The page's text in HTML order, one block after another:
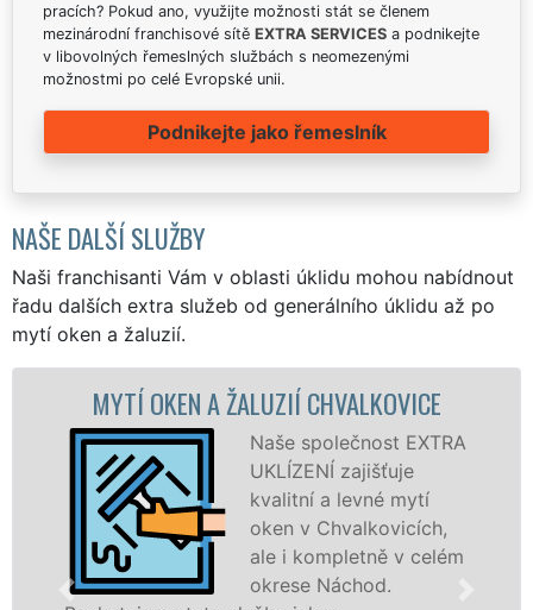
pracích? Pokud ano, využijte možnosti stát se členem
mezinárodní franchisové sítě EXTRA SERVICES a podnikejte
v libovolných řemeslných službách s neomezenými
možnostmi po celé Evropské unii.
Podnikejte jako řemeslník
NAŠE DALŠÍ SLUŽBY
Naši franchisanti Vám v oblasti úklidu mohou nabídnout
řadu dalších extra služeb od generálního úklidu až po
mytí oken a žaluzií.
A ŽALUZIÍ CHVALKOVICE
Naše společnost EXTRA
UKLÍZENÍ zajišťuje
kvalitní a levné mytí
oken v Chvalkovicích,
ale i kompletně v celém
okrese Náchod.